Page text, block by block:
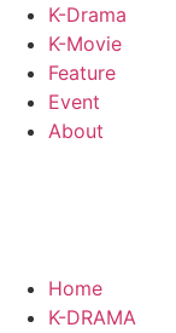
K-Drama
K-Movie
Feature
Event
About
Home
K-DRAMA